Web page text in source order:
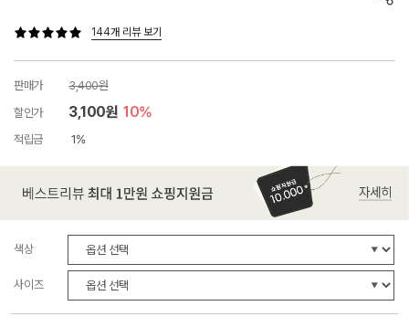
144개 리뷰 보기
판매가
3,400원
할인가
3,100원 10%
적립금 1%
색상
사이즈